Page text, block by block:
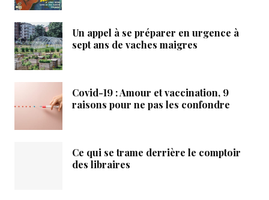
Un appel à se préparer en urgence à
sept ans de vaches maigres
Covid-19 : Amour et vaccination, 9
raisons pour ne pas les confondre
Ce qui se trame derrière le comptoir
des libraires